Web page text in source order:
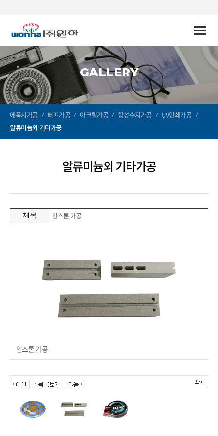
Toggle
GALLERY
에폭시가공 뻬끄가공 아크릴가공 합성수지가공
UV인쇄가공
알류미늄외 기타가공
알류미늄외 기타가공
제목 인스톤 가공
인스톤 가공